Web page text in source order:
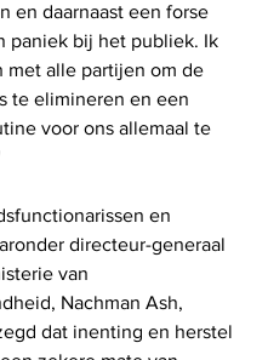
en daarnaast een forse
paniek bij het publiek. Ik
met alle partijen om de
te elimineren en een
voor ons allemaal te
en
directeur-generaal
van
Nachman Ash,
dat inenting en herstel